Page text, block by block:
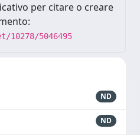
per citare o creare
5046495
ND
ND